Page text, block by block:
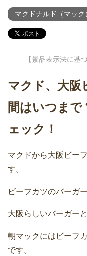
マクドナルド（マッ
【景品表示法に基
マクド、大阪
間はいつまで
ェック！
マクドから大阪ビー
す。
ビーフカツのバーガ
大阪らしいバーガー
朝マックにはビーフ
です。